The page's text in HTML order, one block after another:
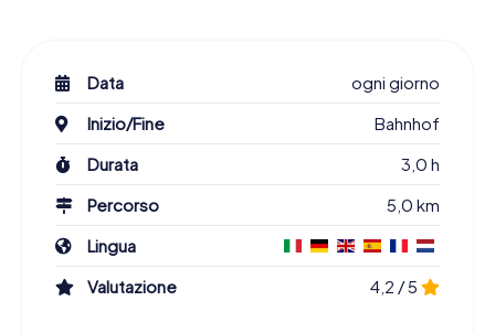
Data
ogni giorno
Inizio/Fine
Bahnhof
Durata
3,0 h
Percorso
5,0 km
Lingua
Valutazione
4,2 / 5